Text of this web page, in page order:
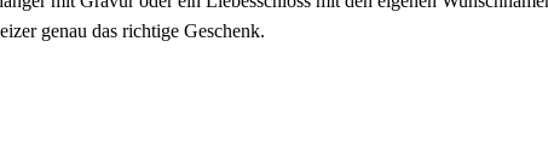
genau das richtige Geschenk.